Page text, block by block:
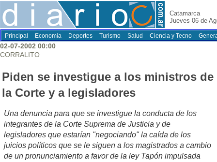
Catamarca
Jueves 06 de
Principal Economia Deportes Turismo Salud Ciencia y Tecno
02-07-2002 00:00
CORRALITO
Piden se investigue a los ministros de
la Corte y a legisladores
Una denuncia para que se investigue la conducta de los
integrantes de la Corte Suprema de Justicia y de
legisladores que estarían "negociando" la caída de los
juicios políticos que se le siguen a los magistrados a cambio
de un pronunciamiento a favor de la ley Tapón impulsada